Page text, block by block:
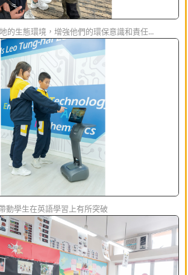
的生態環境，增強他們的環保意識和責任...
動學生在英語學習上有所突破